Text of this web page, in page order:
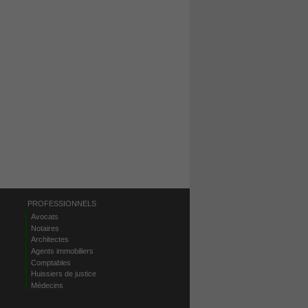
PROFESSIONNELS
Avocats
Notaires
Architectes
Agents immobiliers
Comptables
Huissiers de justice
Médecins